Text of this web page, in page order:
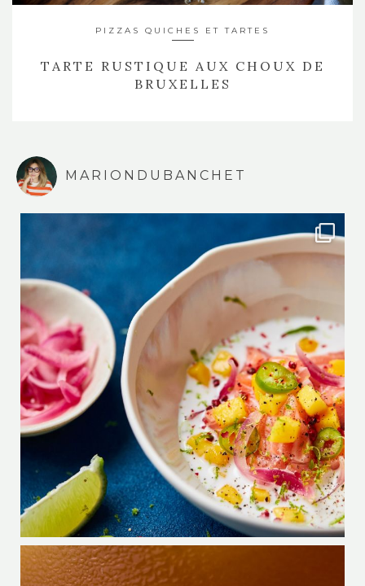
PIZZAS QUICHES ET TARTES
TARTE RUSTIQUE AUX CHOUX DE
BRUXELLES
MARIONDUBANCHET